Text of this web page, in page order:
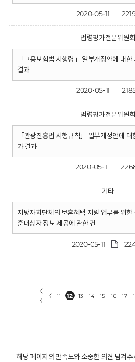
2020-05-11
법령평가전문위원회
「고용보험법 시행령」 일부개정안에 대
결과
2020-05-11
법령평가전문위원회
「관광진흥법 시행규칙」 일부개정안에
가 결과
2020-05-11
기타
지방자치단체의 보훈혜택 지원 업무를 위
훈대상자 정보 제공에 관한 건
2020-05-11
〈
〈
〈 11 12 13 14 15 16 17
해당 페이지의 만족도와 소중한 의견 남겨주